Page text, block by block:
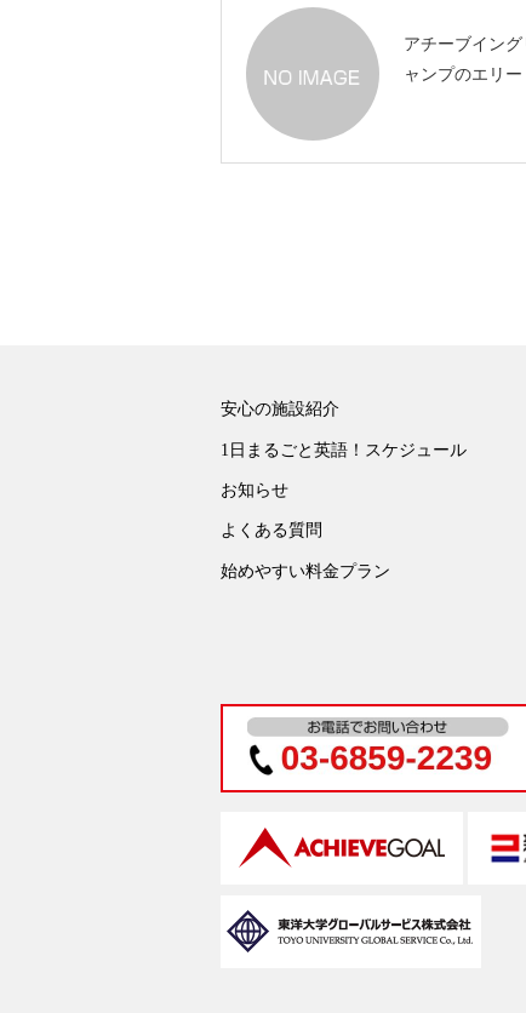
アチーブイン
ャンプのエリー
安心の施設紹介
1日まるごと英語！スケジュール
お知らせ
よくある質問
始めやすい料金プラン